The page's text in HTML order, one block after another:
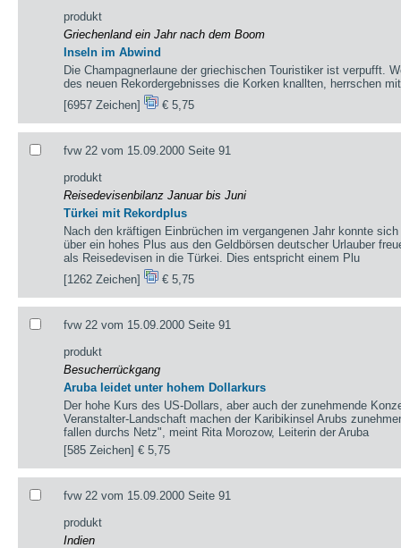
produkt
Griechenland ein Jahr nach dem Boom
Inseln im Abwind
Die Champagnerlaune der griechischen Touristiker ist verpufft.
des neuen Rekordergebnisses die Korken knallten, herrschen
[6957 Zeichen]
€ 5,75
fvw 22 vom 15.09.2000 Seite 91
produkt
Reisedevisenbilanz Januar bis Juni
Türkei mit Rekordplus
Nach den kräftigen Einbrüchen im vergangenen Jahr konnte
über ein hohes Plus aus den Geldbörsen deutscher Urlauber
als Reisedevisen in die Türkei. Dies entspricht einem Plu
[1262 Zeichen]
€ 5,75
fvw 22 vom 15.09.2000 Seite 91
produkt
Besucherrückgang
Aruba leidet unter hohem Dollarkurs
Der hohe Kurs des US-Dollars, aber auch der zunehmende
Veranstalter-Landschaft machen der Karibikinsel Arubs
fallen durchs Netz", meint Rita Morozow, Leiterin der Aruba
[585 Zeichen]€ 5,75
fvw 22 vom 15.09.2000 Seite 91
produkt
Indien